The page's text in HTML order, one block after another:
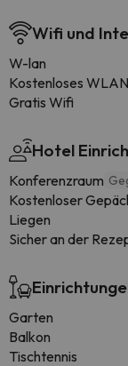
Wifi und
W-lan
Kostenloses
Gratis Wifi
Hotel
Konferenzraum
Kostenloser
Liegen
Sicher an der
Garten
Balkon
Tischtennis